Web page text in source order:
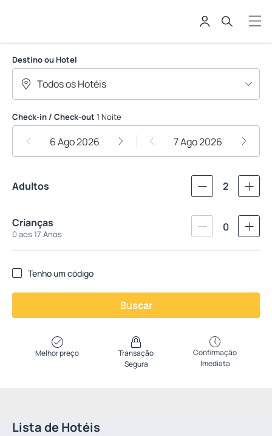
Welkom Administradora de
Destino ou Hotel
Check-in / Check-out 1 Noite
6 Ago 2026 7 Ago 2026
Adultos 2
Crianças
0 aos 17 Anos
0
Tenho um código
Buscar
Melhor preço
Transação
Segura
Confirmação
Imediata
Lista de Hotéis